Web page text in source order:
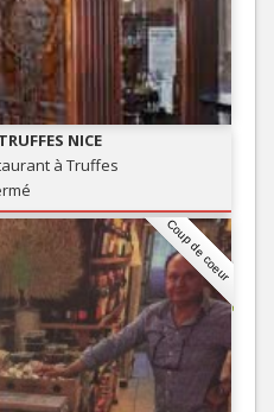
NICE
à Truffes
Coup de coeur